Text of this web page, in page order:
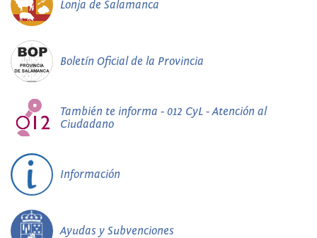
Lonja de Salamanca
Boletín Oficial de la Provincia
También te informa - 012 CyL - Atención al
Ciudadano
Información
Ayudas y Subvenciones